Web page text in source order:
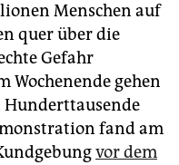
Menschen auf
quer über die
Gefahr
Wochenende gehen
fand am
vor dem